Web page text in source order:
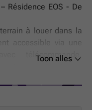
Résidence EOS - De
à louer dans la
accessible via une
télécommande.
Toon alles